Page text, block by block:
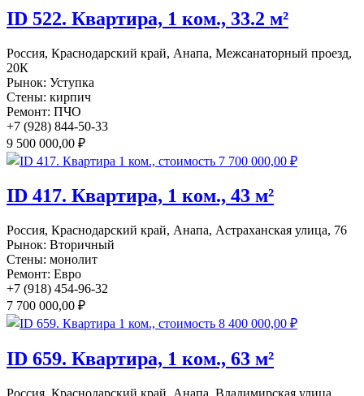
ID 522. Квартира, 1 ком., 33.2 м²
Россия, Краснодарский край, Анапа, Межсанаторный проезд,
20К
Рынок: Уступка
Стены: кирпич
Ремонт: ПЧО
+7 (928) 844-50-33
9 500 000,00 ₽
ID 417. Квартира, 1 ком., 43 м²
Россия, Краснодарский край, Анапа, Астраханская улица, 76
Рынок: Вторичный
Стены: монолит
Ремонт: Евро
+7 (918) 454-96-32
7 700 000,00 ₽
ID 659. Квартира, 1 ком., 63 м²